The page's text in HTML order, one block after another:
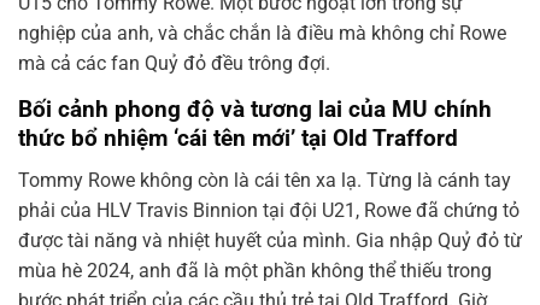
nghiệp của anh, và chắc chắn là điều mà không chỉ Rowe
mà cả các fan Quỷ đỏ đều trông đợi.
Bối cảnh phong độ và tương lai của MU chính
thức bổ nhiệm ‘cái tên mới’ tại Old Trafford
Tommy Rowe không còn là cái tên xa lạ. Từng là cánh tay
phải của HLV Travis Binnion tại đội U21, Rowe đã chứng tỏ
được tài năng và nhiệt huyết của mình. Gia nhập Quỷ đỏ từ
mùa hè 2024, anh đã là một phần không thể thiếu trong